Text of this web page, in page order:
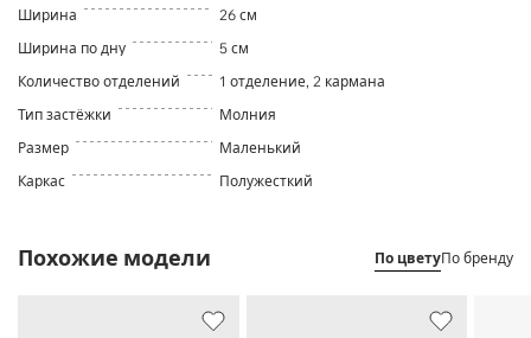
Ширина
26 см
Ширина по дну
5 см
Количество отделений
1 отделение, 2 кармана
Тип застёжки
Молния
Размер
Маленький
Каркас
Полужесткий
Похожие модели По цветуПо бренду